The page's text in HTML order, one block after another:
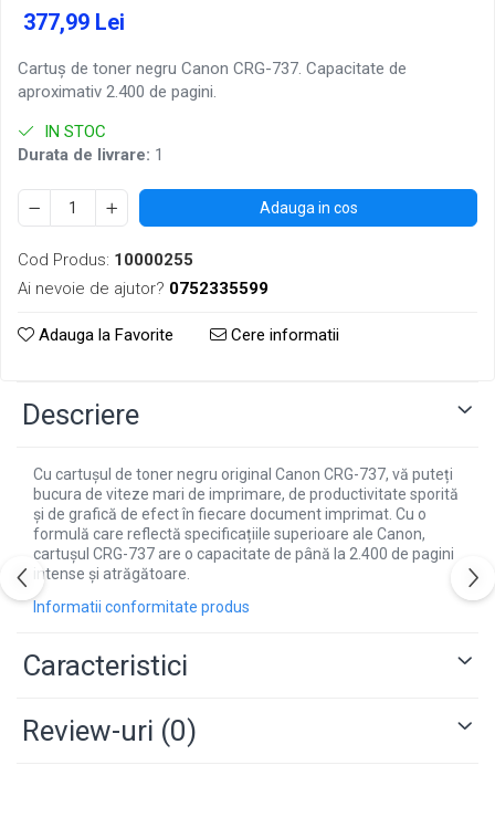
377,99 Lei
Cartuș de toner negru Canon CRG-737. Capacitate de
aproximativ 2.400 de pagini.
IN STOC
Durata de livrare: 1
Adauga in cos
Cod Produs: 10000255
Ai nevoie de ajutor? 0752335599
Adauga la Favorite Cere informatii
Descriere
Cu cartușul de toner negru original Canon CRG-737, vă puteți
bucura de viteze mari de imprimare, de productivitate sporită
și de grafică de efect în fiecare document imprimat. Cu o
formulă care reflectă specificațiile superioare ale Canon,
cartușul CRG-737 are o capacitate de până la 2.400 de pagini
intense și atrăgătoare.
Informatii conformitate produs
Caracteristici
Review-uri (0)